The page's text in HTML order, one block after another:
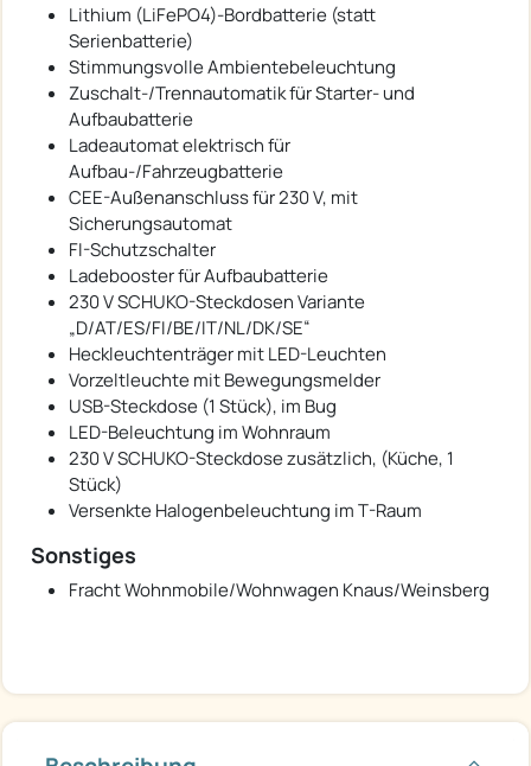
Lithium (LiFePO4)-Bordbatterie (statt
Serienbatterie)
Stimmungsvolle Ambientebeleuchtung
Zuschalt-/Trennautomatik für Starter- und
Aufbaubatterie
Ladeautomat elektrisch für
Aufbau-/Fahrzeugbatterie
CEE-Außenanschluss für 230 V, mit
Sicherungsautomat
FI-Schutzschalter
Ladebooster für Aufbaubatterie
230 V SCHUKO-Steckdosen Variante
„D/AT/ES/FI/BE/IT/NL/DK/SE“
Heckleuchtenträger mit LED-Leuchten
Vorzeltleuchte mit Bewegungsmelder
USB-Steckdose (1 Stück), im Bug
LED-Beleuchtung im Wohnraum
230 V SCHUKO-Steckdose zusätzlich, (Küche, 1
Stück)
Versenkte Halogenbeleuchtung im T-Raum
Sonstiges
Fracht Wohnmobile/Wohnwagen Knaus/Weinsberg